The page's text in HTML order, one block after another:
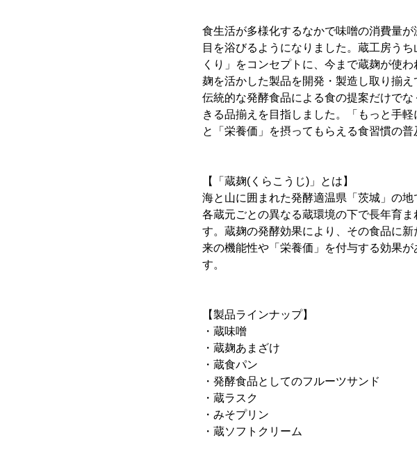
食生活が多様化するなかで味噌の消費量
目を浴びるようになりました。蔵工房う
くり」をコンセプトに、今まで蔵麹が使
麹を活かした製品を開発・製造し取り揃
伝統的な発酵食品による食の提案だけで
きる品揃えを目指しました。「もっと手
と「栄養価」を摂ってもらえる食習慣の普
【「蔵麹(くらこうじ)」とは】
海と山に囲まれた発酵適温県「茨城」の
各蔵元ごとの異なる蔵環境の下で長年育
す。蔵麹の発酵効果により、その食品に
来の機能性や「栄養価」を付与する効果
す。
【製品ラインナップ】
・蔵味噌
・蔵麹あまざけ
・蔵食パン
・発酵食品としてのフルーツサンド
・蔵ラスク
・みそプリン
・蔵ソフトクリーム